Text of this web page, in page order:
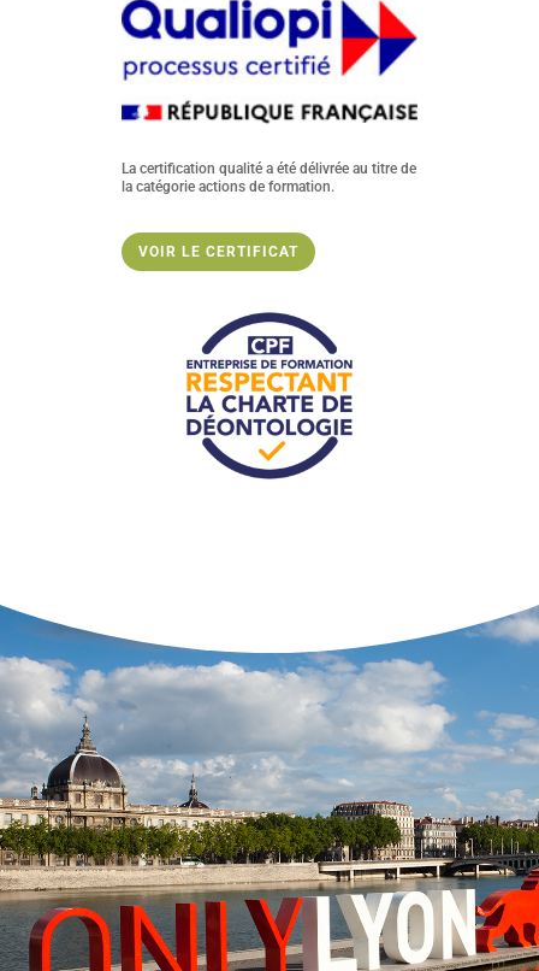
La certification qualité a été délivrée au titre de
la catégorie actions de formation.
VOIR LE CERTIFICAT